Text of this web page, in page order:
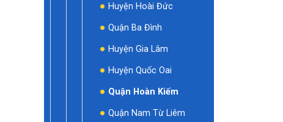
Huyện Hoài Đức
Quận Ba Đình
Huyện Gia Lâm
Huyện Quốc Oai
Quận Hoàn Kiếm
Quận Nam Từ Liêm